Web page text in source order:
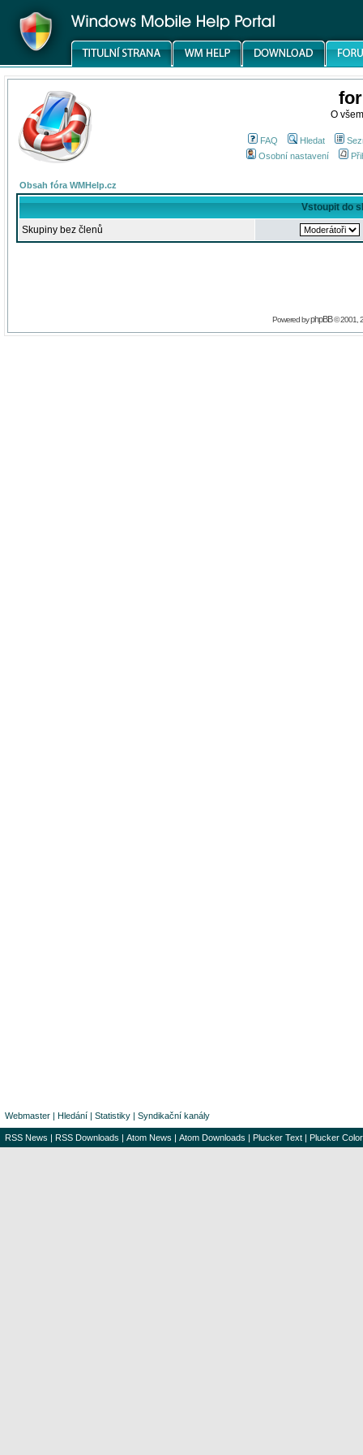
O
FAQ Hledat
Osobní nastavení
Obsah fóra WMHelp.cz
Vstoupit do
Skupiny bez členů
Powered byphpBB© 2001,
Webmaster | Hledání | Statistiky | Syndikační kanály
RSS News | RSS Downloads | Atom News | Atom Downloads | Plucker Text | Plucker Color